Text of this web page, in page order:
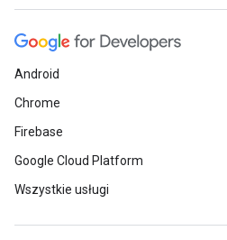
Android
Chrome
Firebase
Google Cloud Platform
Wszystkie usługi